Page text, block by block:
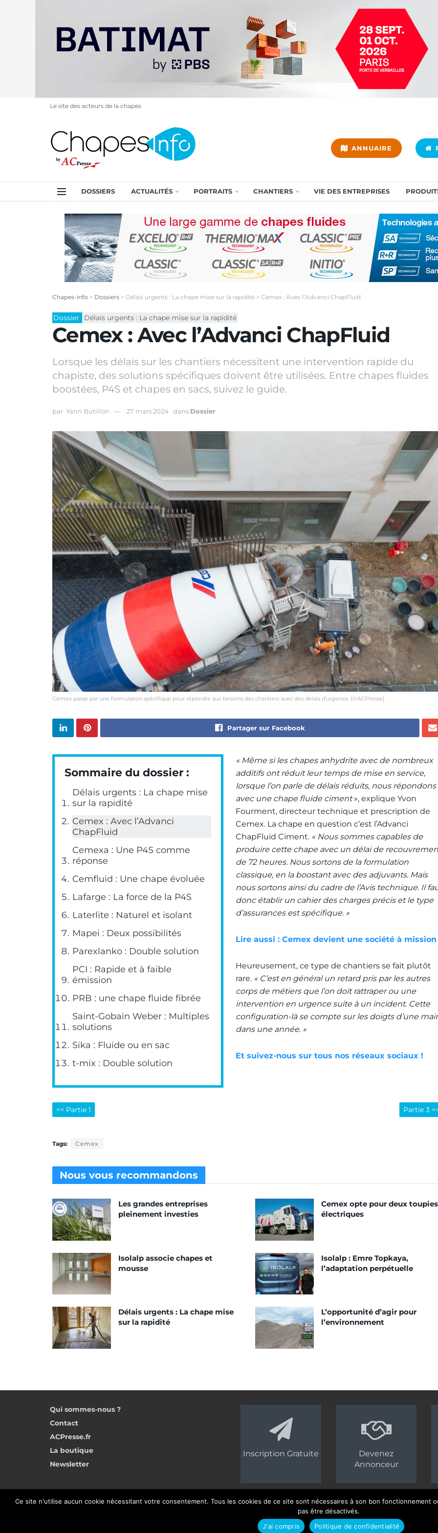
Le site des acteurs de la chapes
ANNUAIRE
DOSSIERS ACTUALITÉS PORTRAITS CHANTIERS VIE DES ENTREPRISES
Chapes-info > Dossiers > Délais urgents : La chape mise sur la rapidité > Cemex : Avec l’Advanci ChapFluid
Dossier Délais urgents : La chape mise sur la rapidité
Cemex : Avec l’Advanci ChapFluid
Lorsque les délais sur les chantiers nécessitent une intervention rapide du
chapiste, des solutions spécifiques doivent être utilisées. Entre chapes fluides
boostées, P4S et chapes en sacs, suivez le guide.
par Yann Butillon 27 mars 2024 dans Dossier
Cemex passe par une formulation spécifique pour répondre aux besoins des chantiers avec des délais d’urgence. [©ACPresse]
Partager sur Facebook
Sommaire du dossier :
Délais urgents : La chape mise
sur la rapidité
Cemex : Avec l’Advanci
ChapFluid
Cemexa : Une P4S comme
réponse
Cemfluid : Une chape évoluée
Lafarge : La force de la P4S
Laterlite : Naturel et isolant
Mapei : Deux possibilités
Parexlanko : Double solution
PCI : Rapide et à faible
émission
PRB : une chape fluide fibrée
Saint-Gobain Weber : Multiples
solutions
Sika : Fluide ou en sac
t-mix : Double solution
« Même si les chapes anhydrite avec de nombreux
additifs ont réduit leur temps de mise en service,
lorsque l’on parle de délais réduits, nous répondons
avec une chape fluide ciment», explique Yvon
Fourment, directeur technique et prescription de
Cemex. La chape en question c’est l’Advanci
ChapFluid Ciment. « Nous sommes capables de
produire cette chape avec un délai de
de 72 heures. Nous sortons de la formulation
classique, en la boostant avec des adjuvants. Mais
nous sortons ainsi du cadre de l’Avis technique. Il
donc établir un cahier des charges précis et le type
d’assurances est spécifique. »
Lire aussi : Cemex devient une société à mission
Heureusement, ce type de chantiers se fait plutôt
rare. « C’est en général un retard pris par les autres
corps de métiers que l’on doit rattraper ou une
intervention en urgence suite à un incident. Cette
configuration-là se compte sur les doigts d’une
dans une année. »
Et suivez-nous sur tous nos réseaux sociaux !
<< Partie 1 Partie 3
Tags: Cemex
Nous vous recommandons
Les grandes entreprises
pleinement investies
Cemex opte pour deux toupies
électriques
Isolalp associe chapes et
mousse
Isolalp : Emre Topkaya,
l’adaptation perpétuelle
Délais urgents : La chape mise
sur la rapidité
L’opportunité d’agir pour
l’environnement
Qui sommes-nous ?
Contact
ACPresse.fr
La boutique
Newsletter
Inscription Gratuite
Devenez
Annonceur
| Site :Seedcom.fr
Ce site n'utilise aucun cookie nécessitant votre consentement. Tous les cookies de ce site sont nécessaires à son bon
pas être désactivés.
J'ai compris
Politique de confidentialité